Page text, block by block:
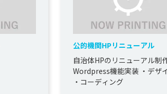
公的機関HPリニューアル
自治体HPのリニューアル制
Wordpress機能実装 ・デザ
・コーディング